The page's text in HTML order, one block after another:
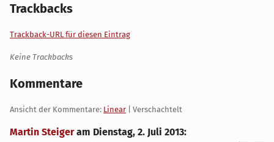
Trackbacks
Trackback-URL für diesen Eintrag
Keine Trackbacks
Kommentare
Ansicht der Kommentare: Linear | Verschachtelt
Martin Steigeram Dienstag, 2. Juli 2013: